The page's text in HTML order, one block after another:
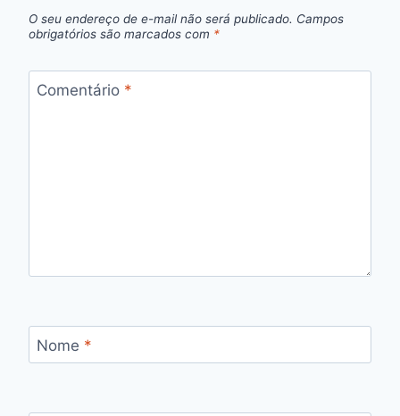
O seu endereço de e-mail não será publicado. Campos
obrigatórios são marcados com *
Comentário *
Nome *